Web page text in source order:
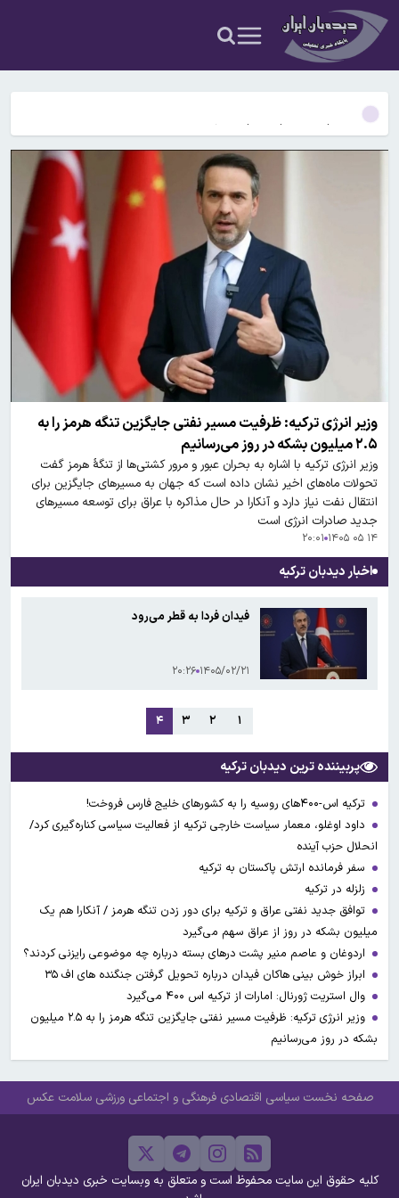
آمریکا آبان تتر را تحریم کرد؛ یک صرافی ایرانی دیگر در فهرست تحریم‌های
رمزارزی ایالات متحده قرار گرفت
۹ حقیقت درباره داریوش هخامنشی که شاید نمی‌دانستید
سوختی فراموش‌شده در مسیر تکامل مغز؛ آیا میوه و عسل به بزرگ‌تر
شدن مغز انسان کمک کردند؟
آمریکا آبان تتر را تحریم کرد؛ یک صرافی ایرانی دیگر در فهرست تحریم‌های
رمزارزی ایالات متحده قرار گرفت
وزیر انرژی ترکیه: ظرفیت مسیر نفتی جایگزین تنگه هرمز را به
۲.۵ میلیون بشکه در روز می‌رسانیم
وزیر انرژی ترکیه با اشاره به بحران عبور و مرور کشتی‌ها از تنگهٔ هرمز گفت
تحولات ماه‌های اخیر نشان داده است که جهان به مسیرهای جایگزین برای
انتقال نفت نیاز دارد و آنکارا در حال مذاکره با عراق برای توسعه مسیرهای
جدید صادرات انرژی است
۱۴ ۰۵ ۱۴۰۵ ۲۰:۰۱
اخبار دیدبان ترکیه
فیدان فردا به قطر می‌رود
۱۴۰۵/۰۲/۲۱ ۲۰:۲۶
۱ ۲ ۳ ۴
پربیننده ترین دیدبان ترکیه
ترکیه اس-۴۰۰های روسیه را به کشورهای خلیج فارس فروخت!
داود اوغلو، معمار سیاست خارجی ترکیه از فعالیت سیاسی کناره‌گیری کرد/
انحلال حزب آینده
سفر فرمانده ارتش پاکستان به ترکیه
زلزله در ترکیه
توافق جدید نفتی عراق و ترکیه برای دور زدن تنگه هرمز / آنکارا هم یک
میلیون بشکه در روز از عراق سهم می‌گیرد
اردوغان و عاصم منیر پشت درهای بسته درباره چه موضوعی رایزنی کردند؟
ابراز خوش بینی هاکان فیدان درباره تحویل گرفتن جنگنده های اف ۳۵
وال استریت ژورنال: امارات از ترکیه اس ۴۰۰ می‌گیرد
وزیر انرژی ترکیه: ظرفیت مسیر نفتی جایگزین تنگه هرمز را به ۲.۵ میلیون
بشکه در روز می‌رسانیم
صفحه نخست سیاسی اقتصادی فرهنگی و اجتماعی ورزشی سلامت عکس
کلیه حقوق این سایت محفوظ است و متعلق به وبسایت خبری دیدبان ایران